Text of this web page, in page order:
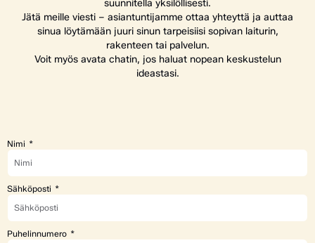
suunnitella yksilöllisesti.
Jätä meille viesti – asiantuntijamme ottaa yhteyttä ja auttaa
sinua löytämään juuri sinun tarpeisiisi sopivan laiturin,
rakenteen tai palvelun.
Voit myös avata chatin, jos haluat nopean keskustelun
ideastasi.
Nimi
Sähköposti
Puhelinnumero